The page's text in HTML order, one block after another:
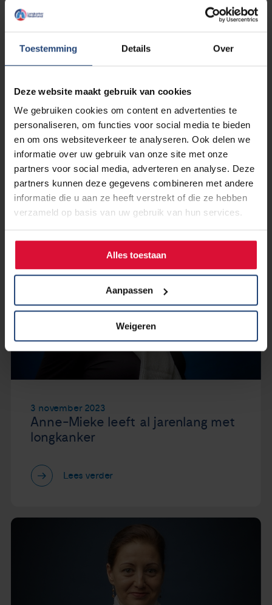
Toestemming Details Over
Deze website maakt gebruik van cookies
We gebruiken cookies om content en advertenties te
personaliseren, om functies voor social media te bieden
en om ons websiteverkeer te analyseren. Ook delen we
informatie over uw gebruik van onze site met onze
partners voor social media, adverteren en analyse. Deze
partners kunnen deze gegevens combineren met andere
informatie die u aan ze heeft verstrekt of die ze hebben
verzameld op basis van uw gebruik van hun services.
Alles toestaan
Aanpassen
Weigeren
Gemeente Utrecht en Longkanker
Nederland in actie tegen
longkanker
Lees verder
3 november 2023
Anne-Mieke leeft al jarenlang met
longkanker
Lees verder